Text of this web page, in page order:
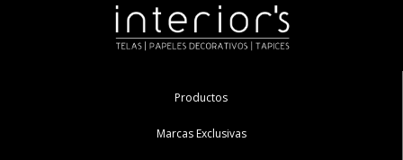
Productos
Marcas Exclusivas